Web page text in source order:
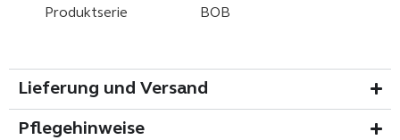
Produktserie BOB
Lieferung und Versand
Pflegehinweise